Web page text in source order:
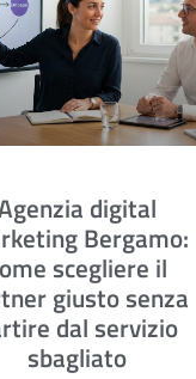
digital
Bergamo:
scegliere il
giusto senza
dal servizio
sbagliato